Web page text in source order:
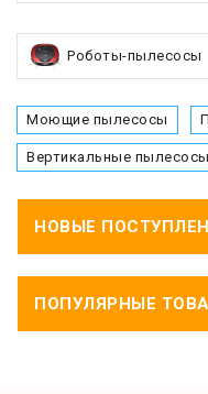
Роботы-пылесосы
Моющие пылесосы
Вертикальные пылесосы
НОВЫЕ
ПОПУЛЯРНЫЕ